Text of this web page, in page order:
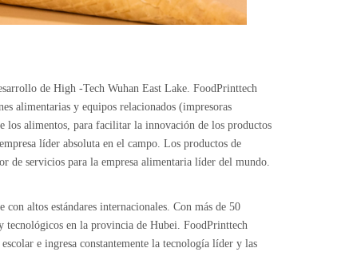
de High -Tech Wuhan East Lake. FoodPrinttech
alimentarias y equipos relacionados (impresoras
los alimentos, para facilitar la innovación de los productos
líder absoluta en el campo. Los productos de
de servicios para la empresa alimentaria líder del mundo.
altos estándares internacionales. Con más de 50
tecnológicos en la provincia de Hubei. FoodPrinttech
e ingresa constantemente la tecnología líder y las